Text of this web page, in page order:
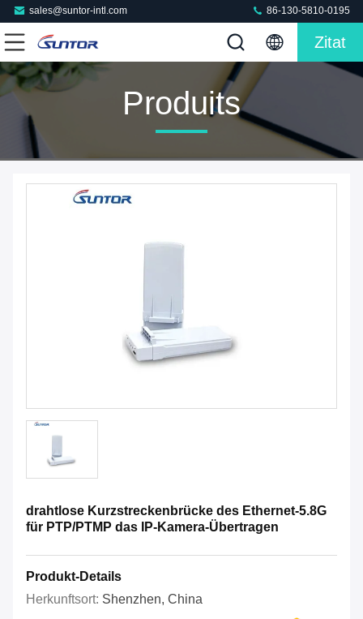
sales@suntor-intl.com 86-130-5810-0195
Zitat
Produits
drahtlose Kurzstreckenbrücke des Ethernet-5.8G
für PTP/PTMP das IP-Kamera-Übertragen
Produkt-Details
Herkunftsort: Shenzhen, China